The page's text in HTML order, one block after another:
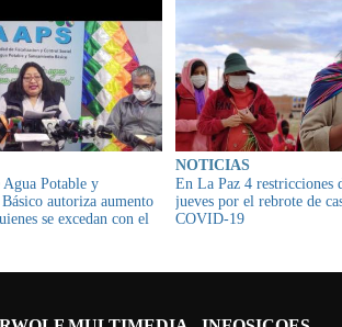
Potable y
autoriza aumento
se excedan con el
NOTICIAS
En La Paz 4 restricciones
jueves por el rebrote de
COVID-19